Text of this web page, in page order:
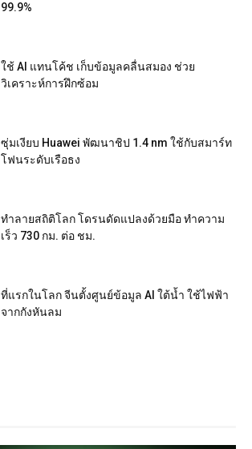
99.9%
ใช้ AI แทนโค้ช เก็บข้อมูลคลื่นสมอง ช่วย
วิเคราะห์การฝึกซ้อม
ซุ่มเงียบ Huawei พัฒนาชิป 1.4 nm ใช้กับสมาร์ท
โฟนระดับเรือธง
ทำลายสถิติโลก โดรนดัดแปลงด้วยมือ ทำความ
เร็ว 730 กม. ต่อ ชม.
ที่แรกในโลก จีนตั้งศูนย์ข้อมูล AI ใต้น้ำ ใช้ไฟฟ้า
จากกังหันลม